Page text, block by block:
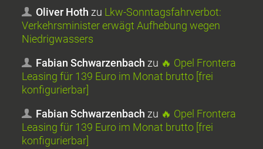
Oliver Hoth zu Lkw-Sonntagsfahrverbot:
Verkehrsminister erwägt Aufhebung wegen
Niedrigwassers
Fabian Schwarzenbach zu 🔥 Opel Frontera
Leasing für 139 Euro im Monat brutto [frei
konfigurierbar]
Fabian Schwarzenbach zu 🔥 Opel Frontera
Leasing für 139 Euro im Monat brutto [frei
konfigurierbar]